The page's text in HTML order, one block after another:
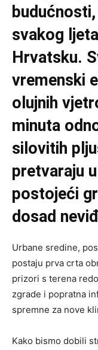
svakog
Hrvatsku.
vremenski
olujnih
minuta
silovitih
pretvaraju
postojeći
dosad
Urbane sredine,
postaju prva crta
prizori s terena
zgrade i popratna
spremne za nove
Kako bismo dobili